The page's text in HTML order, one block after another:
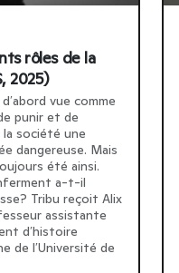
rôles de la
2025)
vue comme
punir et de
société une
dangereuse. Mais
été ainsi.
a-t-il
Tribu reçoit Alix
assistante
dʹhistoire
de lʹUniversité de